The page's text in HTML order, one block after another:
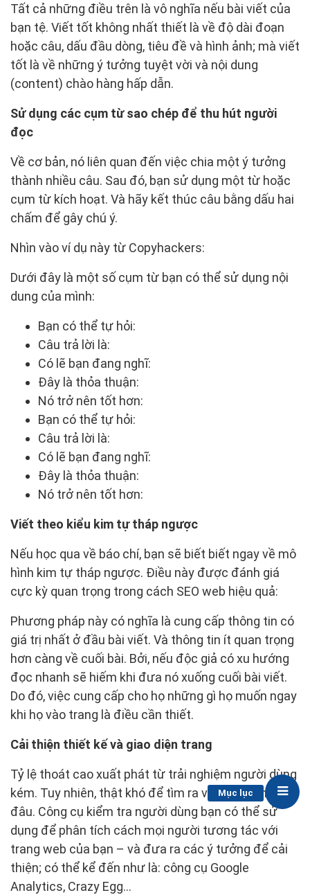
Mục lục
Tất cả những điều trên là vô nghĩa nếu bài viết của
bạn tệ. Viết tốt không nhất thiết là về độ dài đoạn
hoặc câu, dấu đầu dòng, tiêu đề và hình ảnh; mà viết
tốt là về những ý tưởng tuyệt vời và nội dung
(content) chào hàng hấp dẫn.
Sử dụng các cụm từ sao chép để thu hút người
đọc
Về cơ bản, nó liên quan đến việc chia một ý tưởng
thành nhiều câu. Sau đó, bạn sử dụng một từ hoặc
cụm từ kích hoạt. Và hãy kết thúc câu bằng dấu hai
chấm để gây chú ý.
Nhìn vào ví dụ này từ Copyhackers:
Dưới đây là một số cụm từ bạn có thể sử dụng nội
dung của mình:
Bạn có thể tự hỏi:
Câu trả lời là:
Có lẽ bạn đang nghĩ:
Đây là thỏa thuận:
Nó trở nên tốt hơn:
Bạn có thể tự hỏi:
Câu trả lời là:
Có lẽ bạn đang nghĩ:
Đây là thỏa thuận:
Nó trở nên tốt hơn:
Viết theo kiểu kim tự tháp ngược
Nếu học qua về báo chí, bạn sẽ biết biết ngay về mô
hình kim tự tháp ngược. Điều này được đánh giá
cực kỳ quan trọng trong cách SEO web hiệu quả:
Phương pháp này có nghĩa là cung cấp thông tin có
giá trị nhất ở đầu bài viết. Và thông tin ít quan trọng
hơn càng về cuối bài. Bởi, nếu độc giả có xu hướng
đọc nhanh sẽ hiếm khi đưa nó xuống cuối bài viết.
Do đó, việc cung cấp cho họ những gì họ muốn ngay
khi họ vào trang là điều cần thiết.
Cải thiện thiết kế và giao diện trang
Tỷ lệ thoát cao xuất phát từ trải nghiệm người dùng
kém. Tuy nhiên, thật khó để tìm ra vấn đề nằm ở
đâu. Công cụ kiểm tra người dùng bạn có thể sử
dụng để phân tích cách mọi người tương tác với
trang web của bạn – và đưa ra các ý tưởng để cải
thiện; có thể kể đến như là: công cụ Google
Analytics, Crazy Egg…